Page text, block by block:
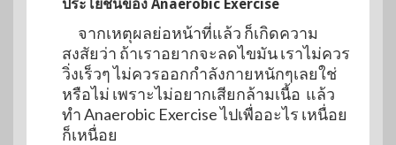
ประโยชน์ของ Anaerobic Exercise
จากเหตุผลย่อหน้าที่แล้ว ก็เกิดความ
สงสัยว่า ถ้าเราอยากจะลดไขมัน เราไม่ควร
วิ่งเร็วๆ ไม่ควรออกกำลังกายหนักๆเลยใช่
หรือไม่ เพราะไม่อยากเสียกล้ามเนื้อ แล้ว
ทำ Anaerobic Exercise ไปเพื่ออะไร เหนื่อย
ก็เหนื่อย